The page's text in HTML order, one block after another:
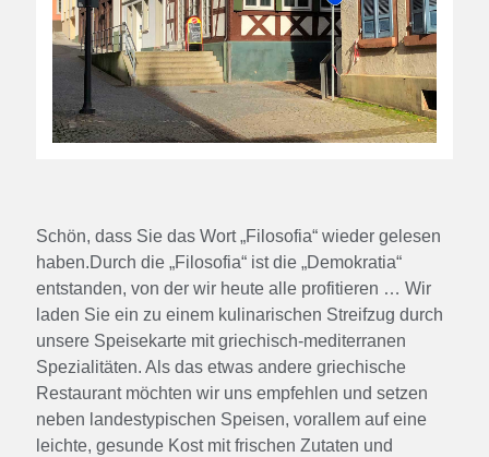
Schön, dass Sie das Wort „Filosofia“ wieder gelesen
haben.Durch die „Filosofia“ ist die „Demokratia“
entstanden, von der wir heute alle profitieren … Wir
laden Sie ein zu einem kulinarischen Streifzug durch
unsere Speisekarte mit griechisch-mediterranen
Spezialitäten. Als das etwas andere griechische
Restaurant möchten wir uns empfehlen und setzen
neben landestypischen Speisen, vorallem auf eine
leichte, ­gesunde Kost mit frischen Zutaten und